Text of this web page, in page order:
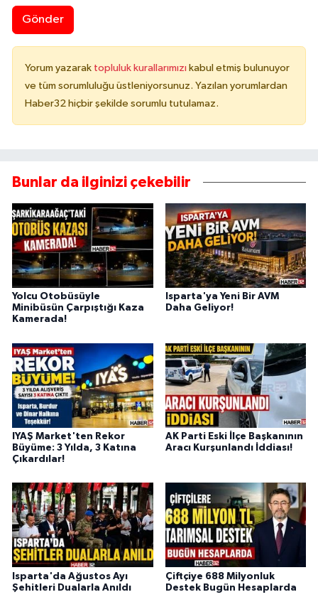
Gönder
Yorum yazarak topluluk kurallarımızı kabul etmiş bulunuyor
ve tüm sorumluluğu üstleniyorsunuz. Yazılan yorumlardan
Haber32 hiçbir şekilde sorumlu tutulamaz.
Bunlar da ilginizi çekebilir
Yolcu Otobüsüyle
Minibüsün Çarpıştığı Kaza
Kamerada!
Isparta'ya Yeni Bir AVM
Daha Geliyor!
IYAŞ Market'ten Rekor
Büyüme: 3 Yılda, 3 Katına
Çıkardılar!
AK Parti Eski İlçe Başkanının
Aracı Kurşunlandı İddiası!
Isparta'da Ağustos Ayı
Şehitleri Dualarla Anıldı
Çiftçiye 688 Milyonluk
Destek Bugün Hesaplarda